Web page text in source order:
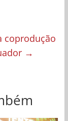
coprodução
→